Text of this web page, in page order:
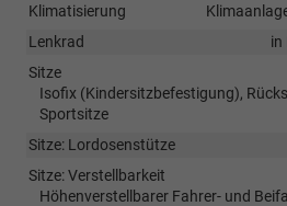
Klimatisierung
Lenkrad
in
Sitze
Isofix (Kindersitzbefestigung),
Sportsitze
Sitze: Lordosenstütze
Sitze: Verstellbarkeit
Höhenverstellbarer Fahrer- und